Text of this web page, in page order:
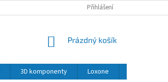
Přihlášení
NÁKUPNÍ
Prázdný košík
3D komponenty Loxone